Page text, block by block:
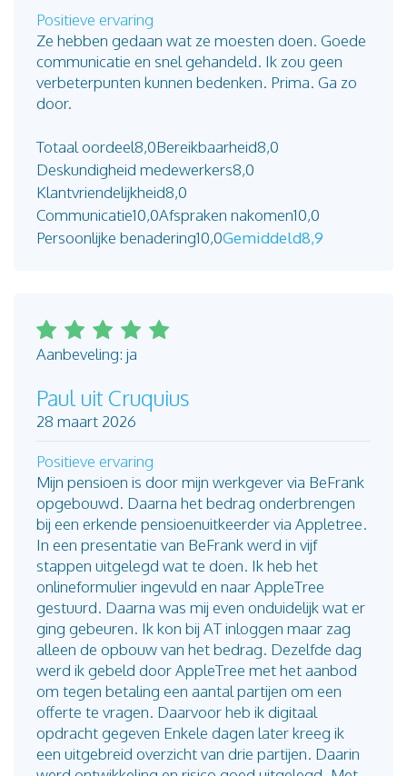
Positieve ervaring
Ze hebben gedaan wat ze moesten doen. Goede
communicatie en snel gehandeld. Ik zou geen
verbeterpunten kunnen bedenken. Prima. Ga zo
door.
Totaal oordeel8,0Bereikbaarheid8,0
Deskundigheid medewerkers8,0
Klantvriendelijkheid8,0
Communicatie10,0Afspraken nakomen10,0
Persoonlijke benadering10,0Gemiddeld8,9
Aanbeveling: ja
Paul uit Cruquius
28 maart 2026
Positieve ervaring
Mijn pensioen is door mijn werkgever via BeFrank
opgebouwd. Daarna het bedrag onderbrengen
bij een erkende pensioenuitkeerder via Appletree.
In een presentatie van BeFrank werd in vijf
stappen uitgelegd wat te doen. Ik heb het
onlineformulier ingevuld en naar AppleTree
gestuurd. Daarna was mij even onduidelijk wat er
ging gebeuren. Ik kon bij AT inloggen maar zag
alleen de opbouw van het bedrag. Dezelfde dag
werd ik gebeld door AppleTree met het aanbod
om tegen betaling een aantal partijen om een
offerte te vragen. Daarvoor heb ik digitaal
opdracht gegeven Enkele dagen later kreeg ik
een uitgebreid overzicht van drie partijen. Daarin